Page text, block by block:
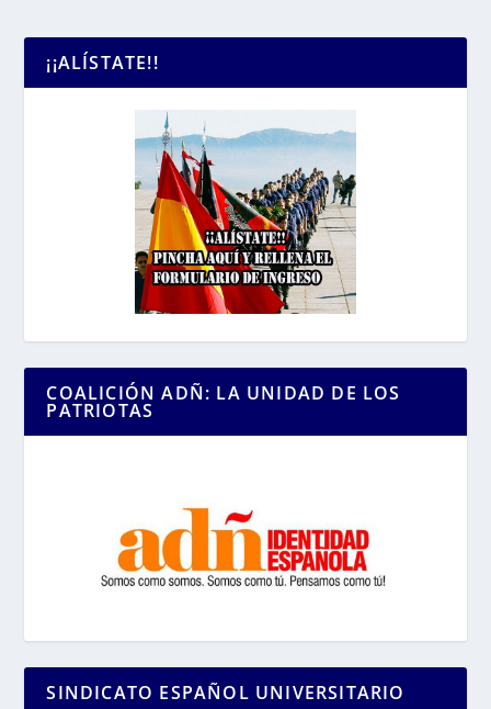
¡¡ALÍSTATE!!
COALICIÓN ADÑ: LA UNIDAD DE LOS
PATRIOTAS
SINDICATO ESPAÑOL UNIVERSITARIO